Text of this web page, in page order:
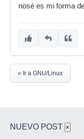
nosé es mi forma
« Ir a GNU/Linux
NUEVO POST ×